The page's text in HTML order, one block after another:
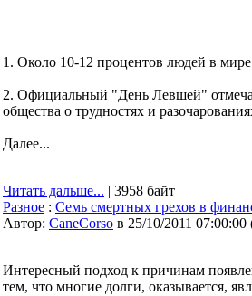
1. Около 10-12 процентов людей в
2. Официальный "День Левшей"
общества о трудностях и
Далее...
Читать дальше... | 3958 байт
Разное : Семь смертных грехов в
Автор: CaneCorso в 25/10/2011 07:00:00
Интересный подход к причинам
тем, что многие долги, оказывается,